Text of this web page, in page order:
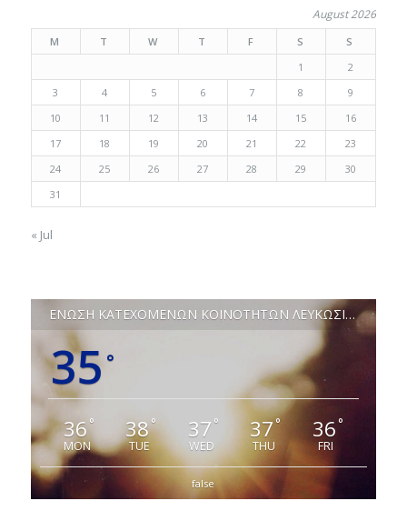
August 2026
M T W T F S
S
1
2
3
4 5 6 7 8
9
10
11 12 13 14 15
16
17
18 19 20 21 22
23
24
25 26 27 28 29
30
31
« Jul
ΕΝΩΣΗ ΚΑΤΕΧΟΜΕΝΩΝ ΚΟΙΝΟΤΗΤΩΝ ΛΕΥΚΩΣΙΑΣ
35 °
36°
MON
38°
TUE
37 °
WED
37°
THU
36°
FRI
false